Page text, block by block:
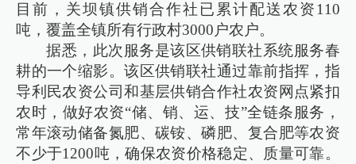
目前，关坝镇供销合作社已累计配送农资110
吨，覆盖全镇所有行政村3000户农户。
据悉，此次服务是该区供销联社系统服务春
耕的一个缩影。该区供销联社通过靠前指挥，指
导利民农资公司和基层供销合作社农资网点紧扣
农时，做好农资“储、销、运、技”全链条服务，
常年滚动储备氮肥、碳铵、磷肥、复合肥等农资
不少于1200吨，确保农资价格稳定、质量可靠。